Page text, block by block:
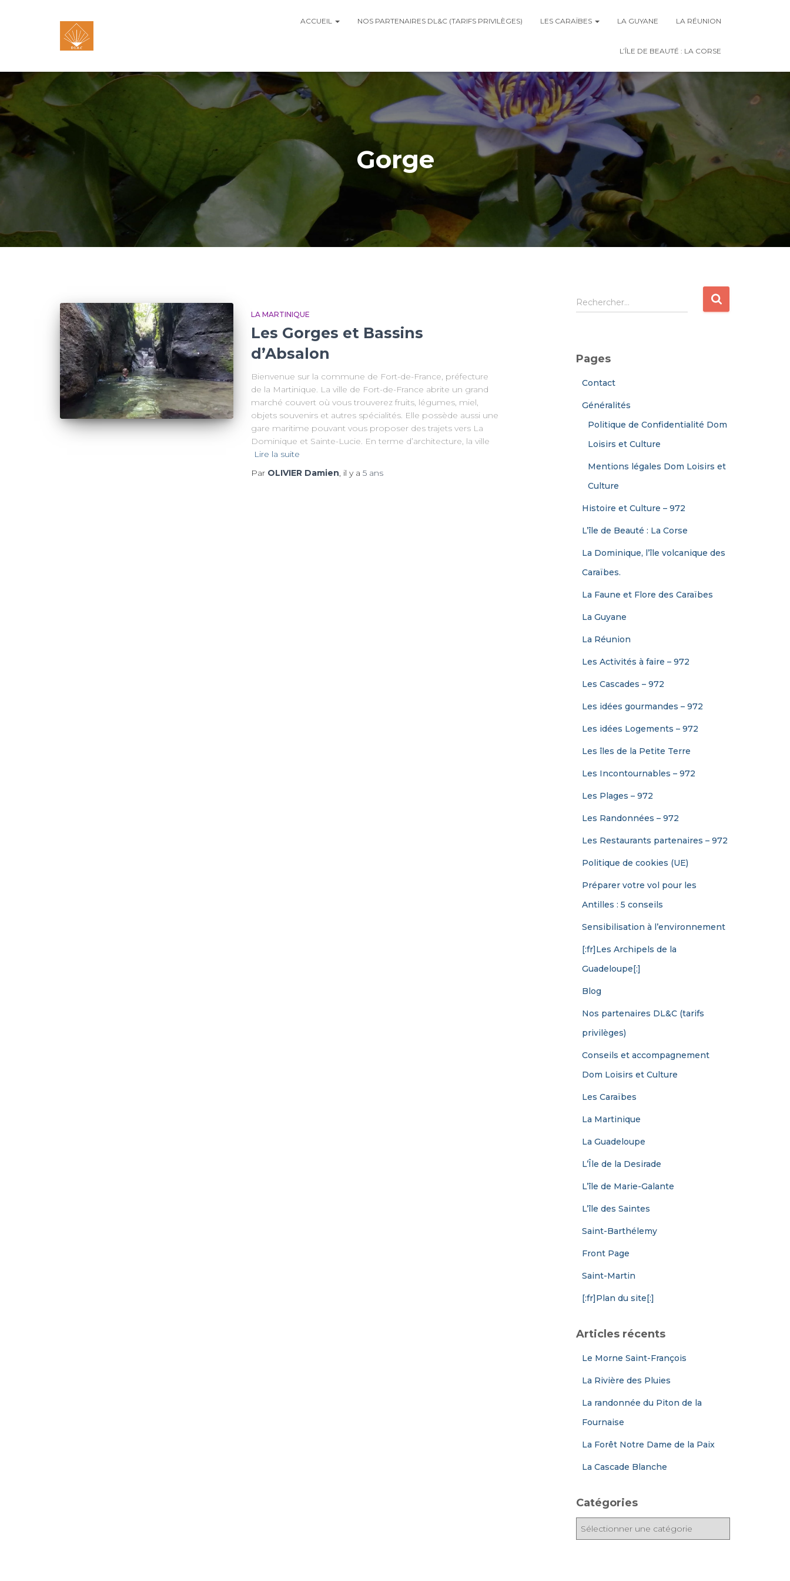
ACCUEIL NOS PARTENAIRES DL&C (TARIFS PRIVILÈGES) LES CARAÏBES LA GUYANE LA RÉUNION
L’ÎLE DE BEAUTÉ : LA CORSE
Gorge
LA MARTINIQUE
Les Gorges et Bassins
d’Absalon
Bienvenue sur la commune de Fort-de-France, préfecture
de la Martinique. La ville de Fort-de-France abrite un grand
marché couvert où vous trouverez fruits, légumes, miel,
objets souvenirs et autres spécialités. Elle possède aussi une
gare maritime pouvant vous proposer des trajets vers La
Dominique et Sainte-Lucie. En terme d’architecture, la ville
Lire la suite
Par OLIVIER Damien, il y a 5 ans
R
e
r
Rechercher…
Pages
Contact
Généralités
Politique de Confidentialité Dom
Loisirs et Culture
Mentions légales Dom Loisirs et
Culture
Histoire et Culture – 972
L’île de Beauté : La Corse
La Dominique, l’île volcanique des
Caraïbes.
La Faune et Flore des Caraïbes
La Guyane
La Réunion
Les Activités à faire – 972
Les Cascades – 972
Les idées gourmandes – 972
Les idées Logements – 972
Les îles de la Petite Terre
Les Incontournables – 972
Les Plages – 972
Les Randonnées – 972
Les Restaurants partenaires – 972
Politique de cookies (UE)
Préparer votre vol pour les
Antilles : 5 conseils
Sensibilisation à l’environnement
[:fr]Les Archipels de la
Guadeloupe[:]
Blog
Nos partenaires DL&C (tarifs
privilèges)
Conseils et accompagnement
Dom Loisirs et Culture
Les Caraïbes
La Martinique
La Guadeloupe
L’Île de la Desirade
L’île de Marie-Galante
L’île des Saintes
Saint-Barthélemy
Front Page
Saint-Martin
[:fr]Plan du site[:]
Articles récents
Le Morne Saint-François
La Rivière des Pluies
La randonnée du Piton de la
Fournaise
La Forêt Notre Dame de la Paix
La Cascade Blanche
Catégories